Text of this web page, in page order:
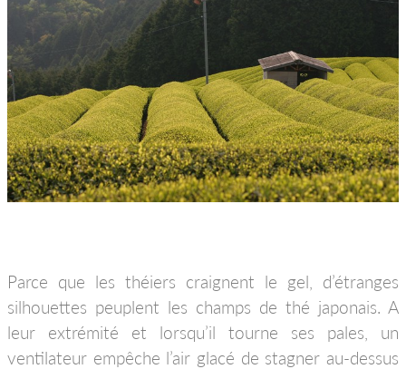
Parce que les théiers craignent le gel, d’étranges
silhouettes peuplent les champs de thé japonais. A
leur extrémité et lorsqu’il tourne ses pales, un
ventilateur empêche l’air glacé de stagner au-dessus